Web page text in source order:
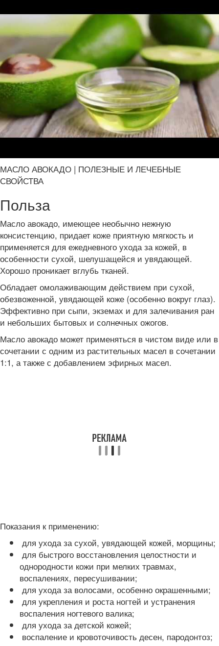
МАСЛО АВОКАДО | ПОЛЕЗНЫЕ И ЛЕЧЕБНЫЕ
СВОЙСТВА
Польза
Масло авокадо, имеющее необычно нежную
консистенцию, придает коже приятную мягкость и
применяется для ежедневного ухода за кожей, в
особенности сухой, шелушащейся и увядающей.
Хорошо проникает вглубь тканей.
Обладает омолаживающим действием при сухой,
обезвоженной, увядающей коже (особенно вокруг глаз).
Эффективно при сыпи, экземах и для залечивания ран
и небольших бытовых и солнечных ожогов.
Масло авокадо может применяться в чистом виде или в
сочетании с одним из растительных масел в сочетании
1:1, а также с добавлением эфирных масел.
Показания к применению:
для ухода за сухой, увядающей кожей, морщины;
для быстрого восстановления целостности и
однородности кожи при мелких травмах,
воспалениях, пересушивании;
для ухода за волосами, особенно окрашенными;
для укрепления и роста ногтей и устранения
воспаления ногтевого валика;
для ухода за детской кожей;
воспаление и кровоточивость десен, пародонтоз;